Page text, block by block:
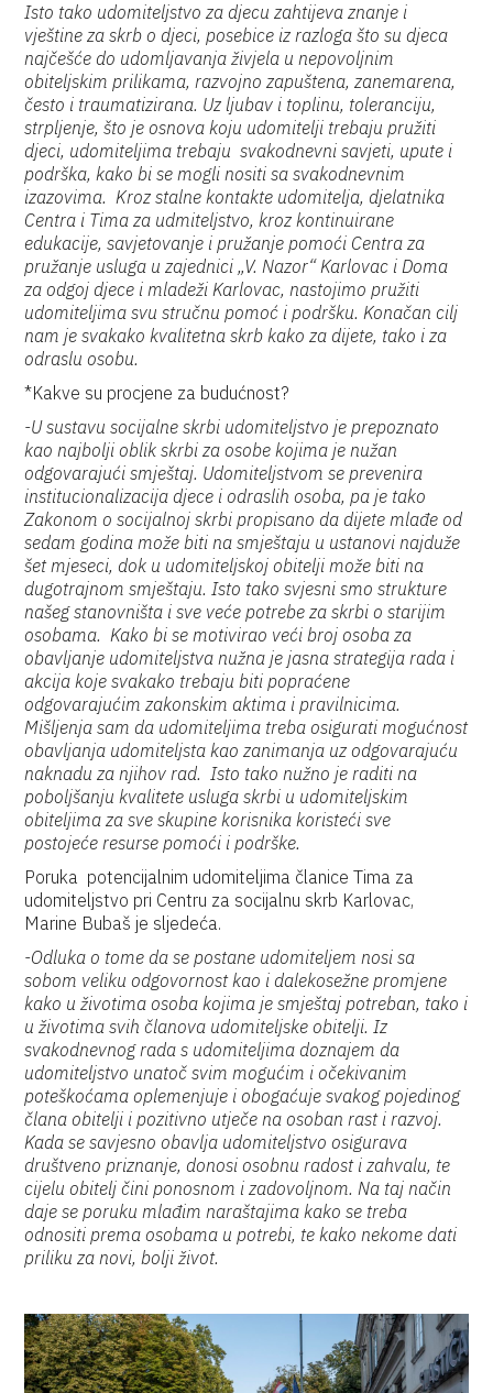
Isto tako udomiteljstvo za djecu zahtijeva znanje i
vještine za skrb o djeci, posebice iz razloga što su djeca
najčešće do udomljavanja živjela u nepovoljnim
obiteljskim prilikama, razvojno zapuštena, zanemarena,
često i traumatizirana. Uz ljubav i toplinu, toleranciju,
strpljenje, što je osnova koju udomitelji trebaju pružiti
djeci, udomiteljima trebaju svakodnevni savjeti, upute i
podrška, kako bi se mogli nositi sa svakodnevnim
izazovima. Kroz stalne kontakte udomitelja, djelatnika
Centra i Tima za udmiteljstvo, kroz kontinuirane
edukacije, savjetovanje i pružanje pomoći Centra za
pružanje usluga u zajednici „V. Nazor“ Karlovac i Doma
za odgoj djece i mladeži Karlovac, nastojimo pružiti
udomiteljima svu stručnu pomoć i podršku. Konačan cilj
nam je svakako kvalitetna skrb kako za dijete, tako i za
odraslu osobu.
*Kakve su procjene za budućnost?
-U sustavu socijalne skrbi udomiteljstvo je prepoznato
kao najbolji oblik skrbi za osobe kojima je nužan
odgovarajući smještaj. Udomiteljstvom se prevenira
institucionalizacija djece i odraslih osoba, pa je tako
Zakonom o socijalnoj skrbi propisano da dijete mlađe od
sedam godina može biti na smještaju u ustanovi najduže
šet mjeseci, dok u udomiteljskoj obitelji može biti na
dugotrajnom smještaju. Isto tako svjesni smo strukture
našeg stanovništa i sve veće potrebe za skrbi o starijim
osobama. Kako bi se motivirao veći broj osoba za
obavljanje udomiteljstva nužna je jasna strategija rada i
akcija koje svakako trebaju biti popraćene
odgovarajućim zakonskim aktima i pravilnicima.
Mišljenja sam da udomiteljima treba osigurati mogućnost
obavljanja udomiteljsta kao zanimanja uz odgovarajuću
naknadu za njihov rad. Isto tako nužno je raditi na
poboljšanju kvalitete usluga skrbi u udomiteljskim
obiteljima za sve skupine korisnika koristeći sve
postojeće resurse pomoći i podrške.
Poruka potencijalnim udomiteljima članice Tima za
udomiteljstvo pri Centru za socijalnu skrb Karlovac,
Marine Bubaš je sljedeća.
-Odluka o tome da se postane udomiteljem nosi sa
sobom veliku odgovornost kao i dalekosežne promjene
kako u životima osoba kojima je smještaj potreban, tako i
u životima svih članova udomiteljske obitelji. Iz
svakodnevnog rada s udomiteljima doznajem da
udomiteljstvo unatoč svim mogućim i očekivanim
poteškoćama oplemenjuje i obogaćuje svakog pojedinog
člana obitelji i pozitivno utječe na osoban rast i razvoj.
Kada se savjesno obavlja udomiteljstvo osigurava
društveno priznanje, donosi osobnu radost i zahvalu, te
cijelu obitelj čini ponosnom i zadovoljnom. Na taj način
daje se poruku mlađim naraštajima kako se treba
odnositi prema osobama u potrebi, te kako nekome dati
priliku za novi, bolji život.